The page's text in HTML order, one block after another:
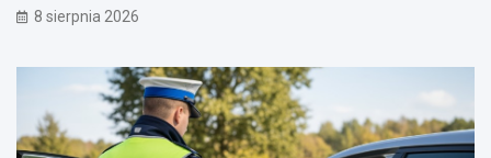
8 sierpnia 2026